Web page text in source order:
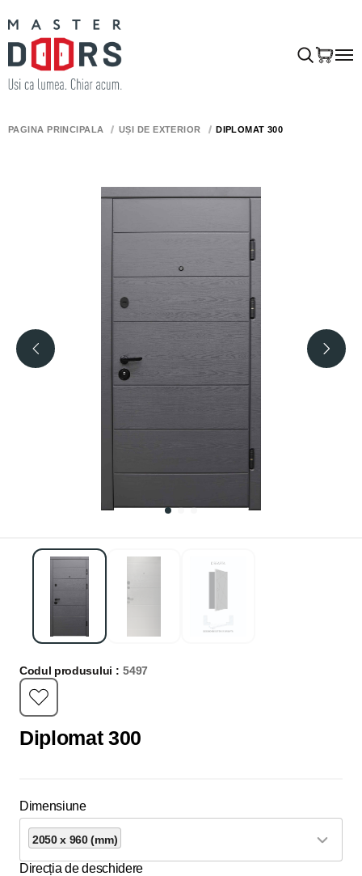
PAGINA PRINCIPALĂ UȘI DE EXTERIOR DIPLOMAT 300
Codul produsului : 5497
Diplomat 300
Dimensiune
2050 x 960 (mm)
Direcția de deschidere